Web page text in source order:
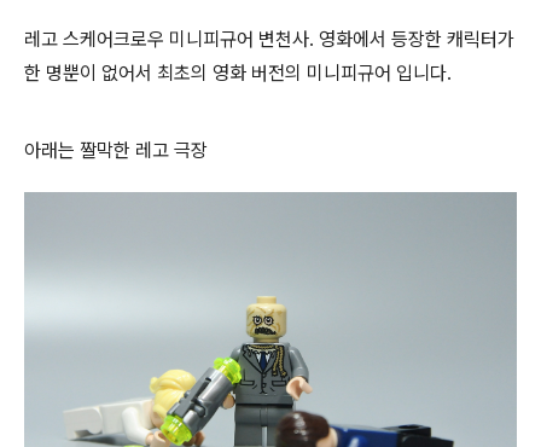
레고 스케어크로우 미니피규어 변천사. 영화에서 등장한 캐릭터가
한 명뿐이 없어서 최초의 영화 버전의 미니피규어 입니다.
아래는 짤막한 레고 극장